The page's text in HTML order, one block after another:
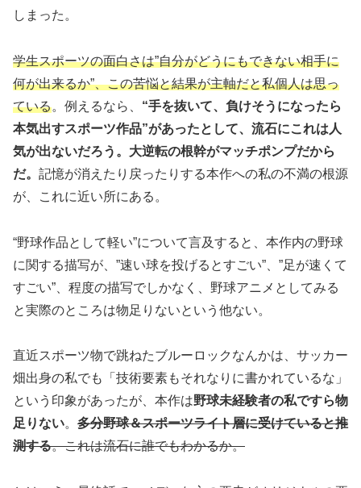
しまった。
学生スポーツの面白さは”自分がどうにもできない相手に
何が出来るか”、この苦悩と結果が主軸だと私個人は思っ
ている。例えるなら、 “手を抜いて、負けそうになったら
本気出すスポーツ作品”があったとして、流石にこれは人
気が出ないだろう。大逆転の根幹がマッチポンプだから
だ。 記憶が消えたり戻ったりする本作への私の不満の根源
が、これに近い所にある。
“野球作品として軽い”について言及すると、本作内の野球
に関する描写が、”速い球を投げるとすごい”、”足が速くて
すごい”、程度の描写でしかなく、野球アニメとしてみる
と実際のところは物足りないという他ない。
直近スポーツ物で跳ねたブルーロックなんかは、サッカー
畑出身の私でも「技術要素もそれなりに書かれているな」
という印象があったが、本作は野球未経験者の私ですら物
足りない。 多分野球＆スポーツライト層に受けていると推
測する。これは流石に誰でもわかるか。